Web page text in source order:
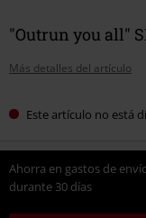
"Outrun you all"
Más detalles del artículo
Este artículo no está
Ahorra en gastos de
durante 30 días